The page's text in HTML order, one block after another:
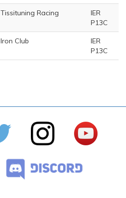
Tissituning Racing
IER
P13C
Iron Club
IER
P13C